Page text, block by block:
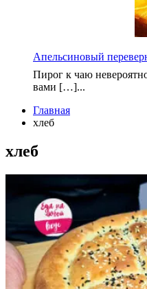
Апельсиновый
Пирог к чаю
вами […]...
Главная
хлеб
хлеб